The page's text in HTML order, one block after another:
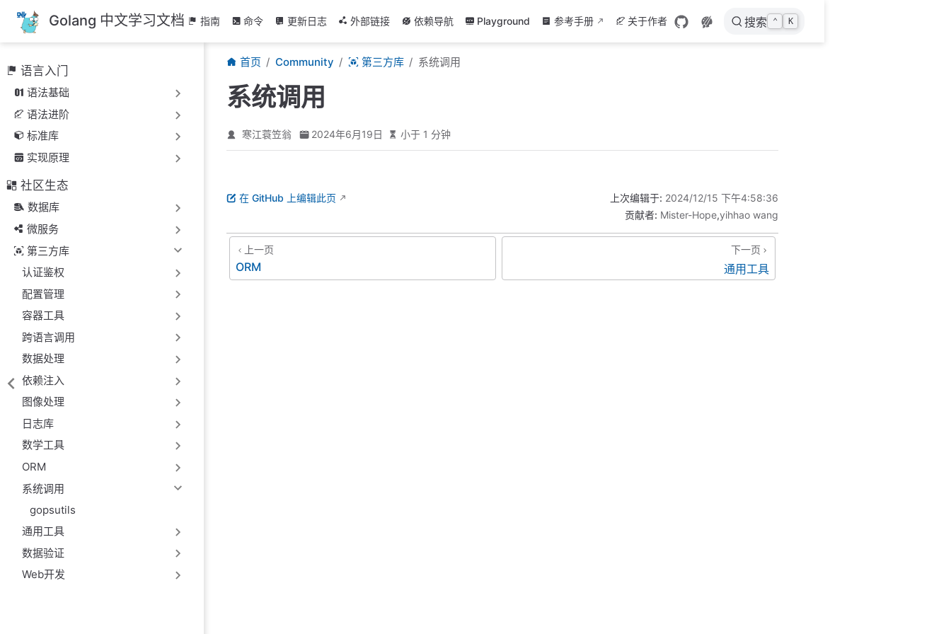
跳
至
主
內
容
Golang 中文学习文档 指南 命令 更新日志 外部链接 依赖导航 Playground 参考手册 关于作者 搜索 ⌃ K
语言入门
语法基础
语法进阶
标准库
实现原理
社区生态
数据库
微服务
第三方库
认证鉴权
配置管理
容器工具
跨语言调用
数据处理
依赖注入
图像处理
日志库
数学工具
ORM
系统调用
gopsutils
通用工具
数据验证
Web开发
首页 Community 第三方库 系统调用
系统调用
寒江蓑笠翁 2024年6月19日 小于 1 分钟
在 GitHub 上编辑此页 上次编辑于: 2024/12/15 下午4:58:36
贡献者: Mister-Hope,yihhao wang
上一页
ORM
下一页
通用工具